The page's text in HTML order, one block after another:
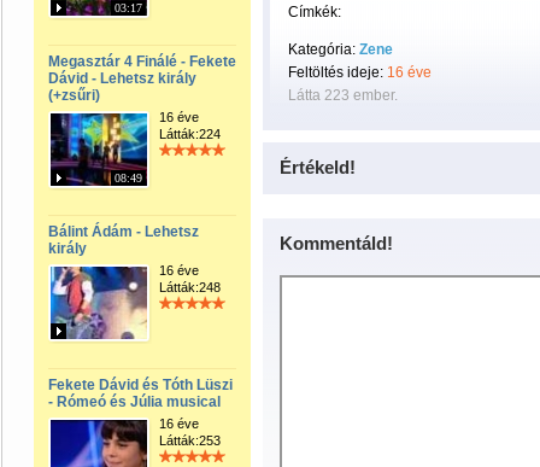
03:17
Megasztár 4 Finálé - Fekete
Dávid - Lehetsz király
(+zsűri)
08:49
16 éve
Látták:224
Bálint Ádám - Lehetsz
király
16 éve
Látták:248
Fekete Dávid és Tóth Lüszi
- Rómeó és Júlia musical
16 éve
Látták:253
Címkék:
Kategória: Zene
Feltöltés ideje: 16 éve
Látta 223 ember.
Értékeld!
Kommentáld!